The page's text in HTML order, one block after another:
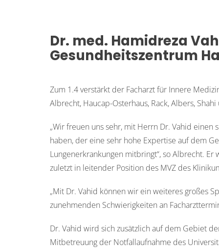
Dr. med. Hamidreza
Gesundheitszentrum
Zum 1.4 verstärkt der Facharzt für Innere
Albrecht, Haucap-Osterhaus, Rack, Albers,
„Wir freuen uns sehr, mit Herrn Dr. Vahid
haben, der eine sehr hohe Expertise auf dem
Lungenerkrankungen mitbringt“, so Albrecht.
zuletzt in leitender Position des MVZ des
„Mit Dr. Vahid können wir ein weiteres großes
zunehmenden Schwierigkeiten an
Dr. Vahid wird sich zusätzlich auf dem Gebiet
Mitbetreuung der Notfallaufnahme des